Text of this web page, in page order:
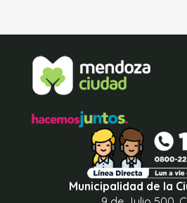
Municipalidad de la